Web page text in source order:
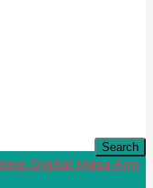
Search